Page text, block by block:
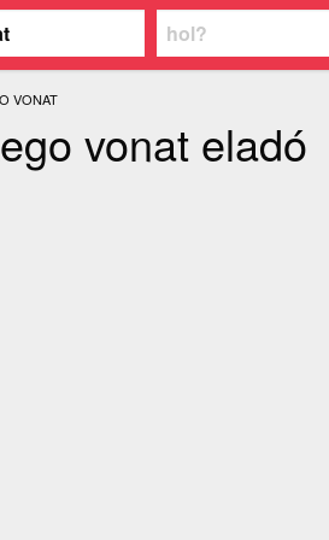
VONAT
vonat eladó